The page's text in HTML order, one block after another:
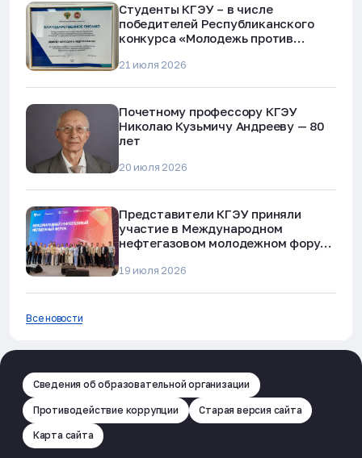
Студенты КГЭУ – в числе
победителей Республиканского
конкурса «Молодежь против
мошенничества»
21 июля 2026
Почетному профессору КГЭУ
Николаю Кузьмичу Андрееву — 80
лет
20 июля 2026
Представители КГЭУ приняли
участие в Международном
нефтегазовом молодежном форуме
19 июля 2026
Все новости
Сведения об образовательной организации
Противодействие коррупции Старая версия сайта
Карта сайта